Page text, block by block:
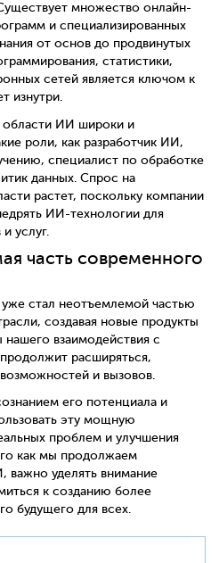
множество онлайн-
и специализированных
от основ до продвинутых
статистики,
сетей является ключом к
изнутри.
области ИИ широки и
роли, как разработчик ИИ,
специалист по обработке
данных. Спрос на
растет, поскольку компании
ИИ-технологии для
услуг.
часть современного
уже стал неотъемлемой частью
создавая новые продукты
взаимодействия с
расширяться,
и вызовов.
его потенциала и
эту мощную
проблем и улучшения
как мы продолжаем
важно уделять внимание
к созданию более
будущего для всех.